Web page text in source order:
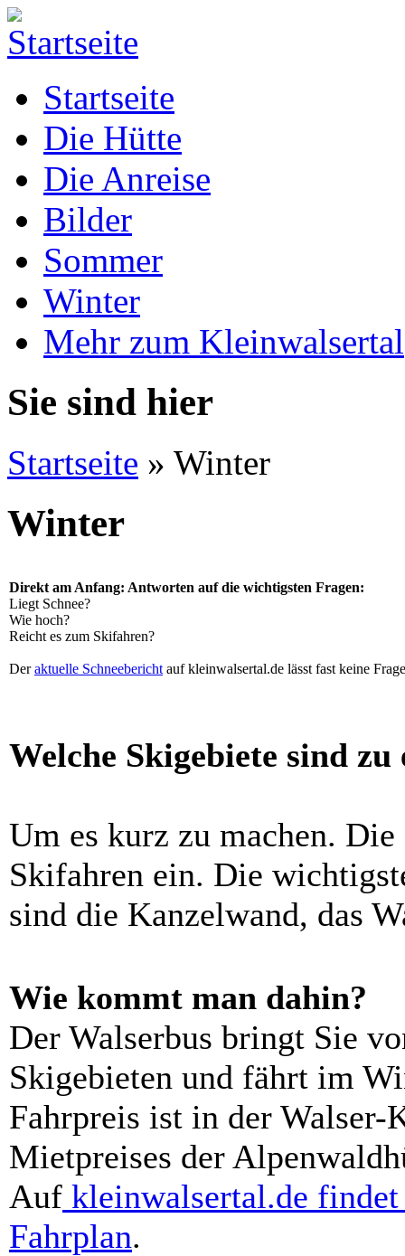
Startseite
Die Hütte
Die Anreise
Bilder
Sommer
Winter
Mehr zum Kleinwalsertal
Sie sind hier
Startseite » Winter
Winter
Direkt am Anfang: Antworten auf die wichtigsten Fragen:
Liegt Schnee?
Wie hoch?
Reicht es zum Skifahren?
Deraktuelle Schneebericht auf kleinwalsertal.de lässt fast keine
Welche Skigebiete sind zu
Um es kurz zu machen.
Skifahren ein. Die
sind die Kanzelwand, das
Wie kommt man dahin?
Der Walserbus bringt Sie
Skigebieten und fährt im
Fahrpreis ist in der Walser-
Mietpreises der
Auf kleinwalsertal.de findet
Fahrplan.